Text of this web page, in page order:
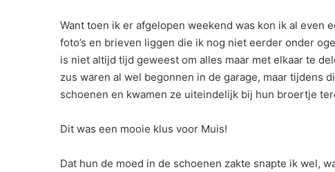
Want toen ik er afgelopen weekend was kon ik al even
foto’s en brieven liggen die ik nog niet eerder onder
is niet altijd tijd geweest om alles maar met elkaar te
zus waren al wel begonnen in de garage, maar tijdens
schoenen en kwamen ze uiteindelijk bij hun broertje
Dit was een mooie klus voor Muis!
Dat hun de moed in de schoenen zakte snapte ik wel,